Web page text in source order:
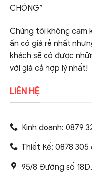
CHÓNG”
Chúng tôi không cam
ấn có giá rẻ nhất
khách sẽ có được
với giá cả hợp lý nhất!
LIÊN HỆ
Kinh doanh: 0879
Thiết Kế: 0878 305
95/8 Đường số